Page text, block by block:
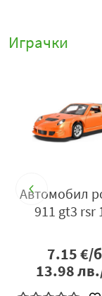
Играчки
Автомобил
911 gt3 rsr
7.15€/
13.98